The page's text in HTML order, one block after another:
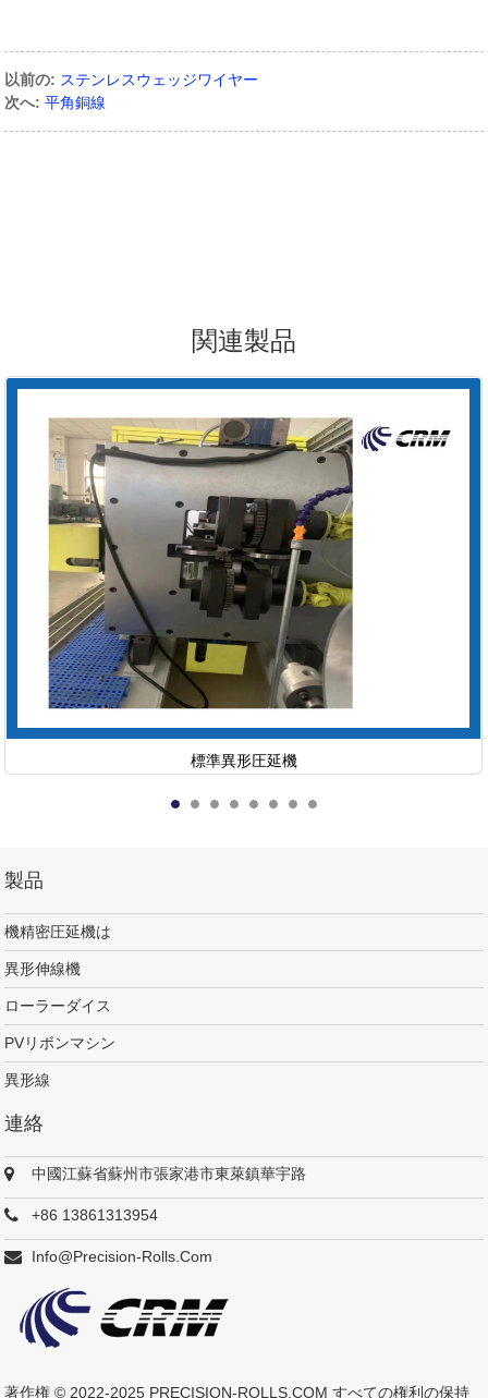
以前の: ステンレスウェッジワイヤー
次へ: 平角銅線
関連製品
標準異形圧延機
製品
機精密圧延機は
異形伸線機
ローラーダイス
PVリボンマシン
異形線
連絡
中國江蘇省蘇州市張家港市東萊鎮華宇路
+86 13861313954
Info@precision-Rolls.com
著作権 © 2022-2025 PRECISION-ROLLS.COM すべての権利の保持